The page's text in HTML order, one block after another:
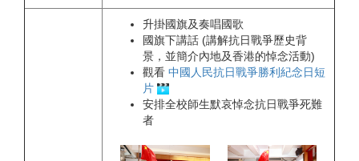
升掛國旗及奏唱國歌
國旗下講話 (講解抗日戰爭歷史背
景，並簡介內地及香港的悼念活動)
觀看 中國人民抗日戰爭勝利紀念日短
片
安排全校師生默哀悼念抗日戰爭死難
者